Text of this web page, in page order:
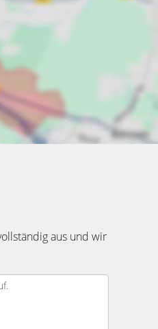
aus und wir